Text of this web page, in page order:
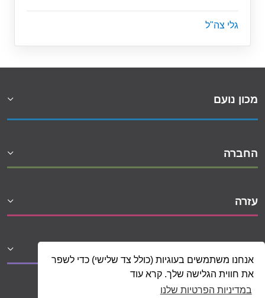
אנחנו משתמשים בעוגיות (כולל צד שלישי) כדי לשפר
את חווית הגלישה שלך. קרא עוד
במדיניות הפרטיות שלנו
גלי צה"ל
מכון נועם
החברה
עזרה